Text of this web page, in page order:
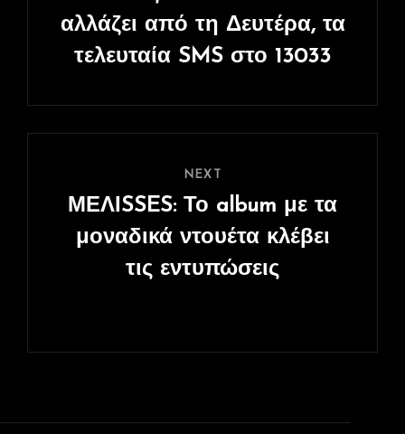
αλλάζει από τη Δευτέρα, τα
τελευταία SMS στο 13033
Post
NEXT
ΜΕΛΙSSES: Το album με τα
μοναδικά ντουέτα κλέβει
τις εντυπώσεις